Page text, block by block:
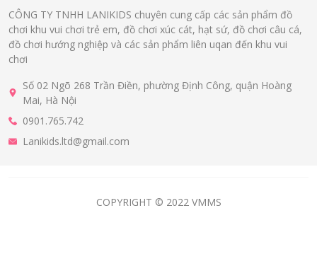
CÔNG TY TNHH LANIKIDS chuyên cung cấp các sản phẩm đồ
chơi khu vui chơi trẻ em, đồ chơi xúc cát, hạt sứ, đồ chơi câu cá,
đồ chơi hướng nghiệp và các sản phẩm liên uqan đến khu vui
chơi
Số 02 Ngõ 268 Trần Điền, phường Định Công, quận Hoàng
Mai, Hà Nội
0901.765.742
Lanikids.ltd@gmail.com
COPYRIGHT © 2022 VMMS